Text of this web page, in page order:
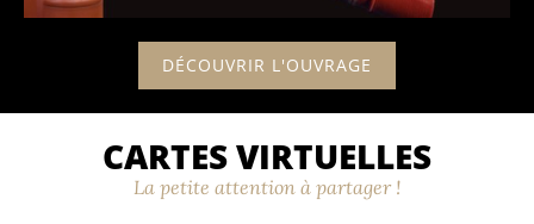
DÉCOUVRIR L'OUVRAGE
CARTES VIRTUELLES
La petite attention à partager !